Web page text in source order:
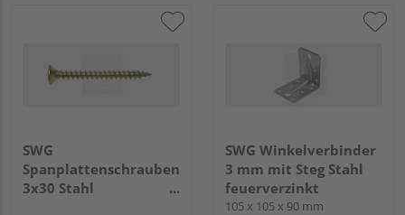
SWG
Spanplattenschrauben
3x30 Stahl
SWG Winkelverbinder
3 mm mit Steg Stahl
feuerverzinkt
105 x 105 x 90 mm